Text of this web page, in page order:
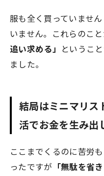
服も全く買っていませ
いません。これらのこ
追い求める」 というこ
ました。
結局はミニマリス
活でお金を生み出
ここまでくるのに苦労
ったですが 「無駄を省